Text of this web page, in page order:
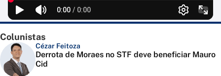
Colunistas
Cézar Feitoza
Derrota de Moraes no STF deve beneficiar Mauro
Cid